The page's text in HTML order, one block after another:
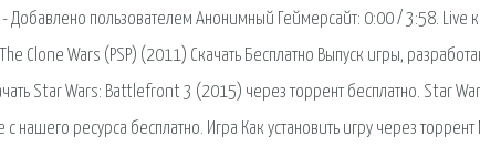
Добавлено пользователем Анонимный Геймерсайт: 0:00 / 3:58. Live
Clone Wars (PSP) (2011) Скачать Бесплатно Выпуск игры,
Star Wars: Battlefront 3 (2015) через торрент бесплатно. Star
нашего ресурса бесплатно. Игра Как установить игру через торрент